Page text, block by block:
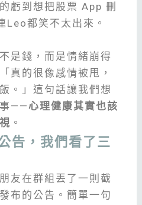
虧到想把股票 App 刪
Leo都笑不太出來。
是錢，而是情緒崩得
真的很像感情被甩，
。」這句話讓我們想
事——心理健康其實也該
。
告，我們看了三
友在群組丟了一則截
布的公告。簡單一句